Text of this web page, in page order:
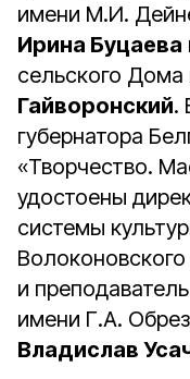
имени М.И.
Ирина Буцаева
сельского Дома
Гайворонский.
губернатора
«Творчество.
удостоены
системы
и
имени Г.А.
Владислав